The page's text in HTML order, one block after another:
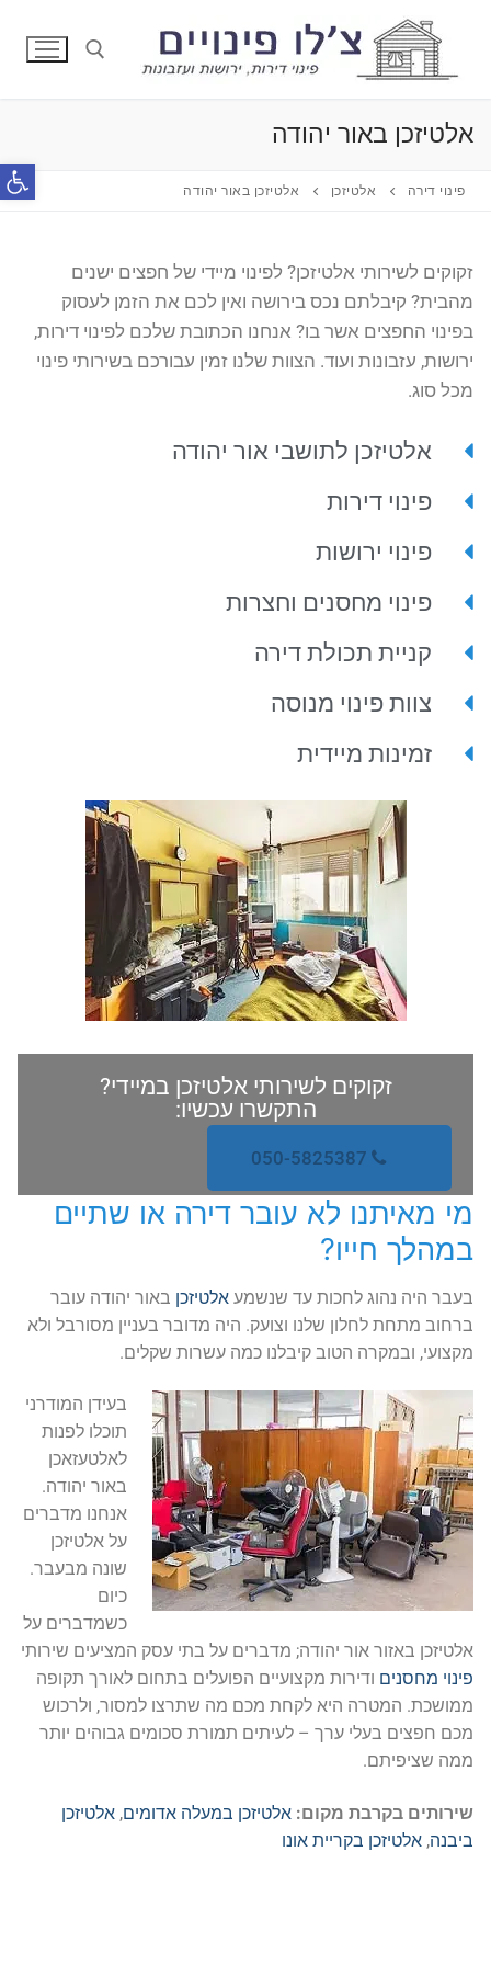
content
אלטיזכן באור יהודה
פינוי דירה אלטיזכן אלטיזכן באור יהודה
זקוקים לשירותי אלטיזכן? לפינוי מיידי של חפצים ישנים
מהבית? קיבלתם נכס בירושה ואין לכם את הזמן לעסוק
בפינוי החפצים אשר בו? אנחנו הכתובת שלכם לפינוי דירות,
ירושות, עזבונות ועוד. הצוות שלנו זמין עבורכם בשירותי פינוי
מכל סוג.
אלטיזכן לתושבי אור יהודה
פינוי דירות
פינוי ירושות
פינוי מחסנים וחצרות
קניית תכולת דירה
צוות פינוי מנוסה
זמינות מיידית
זקוקים לשירותי אלטיזכן במיידי?
התקשרו עכשיו:
050-5825387
מי מאיתנו לא עובר דירה או שתיים
במהלך חייו?
בעבר היה נהוג לחכות עד שנשמע אלטיזכן באור יהודה עובר
ברחוב מתחת לחלון שלנו וצועק. היה מדובר בעניין מסורבל ולא
מקצועי, ובמקרה הטוב קיבלנו כמה עשרות שקלים.
בעידן המודרני
תוכלו לפנות
לאלטעזאכן
באור יהודה.
אנחנו מדברים
על אלטיזכן
שונה מבעבר.
כיום
כשמדברים על
אלטיזכן באזור אור יהודה; מדברים על בתי עסק המציעים שירותי
פינוי מחסנים ודירות מקצועיים הפועלים בתחום לאורך תקופה
ממושכת. המטרה היא לקחת מכם מה שתרצו למסור, ולרכוש
מכם חפצים בעלי ערך – לעיתים תמורת סכומים גבוהים יותר
ממה שציפיתם.
שירותים בקרבת מקום: אלטיזכן במעלה אדומים, אלטיזכן
ביבנה, אלטיזכן בקריית אונו
פתח